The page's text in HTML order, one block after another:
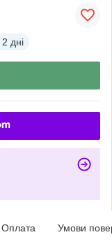
2 дні
Оплата Умови